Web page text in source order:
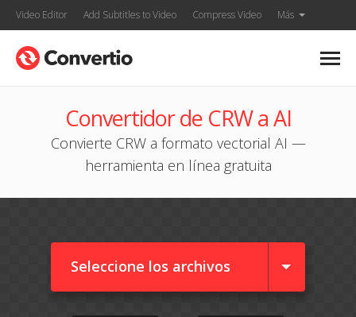
Video Editor Add Subtitles to Video Compress Video Más
Convertidor de CRW a AI
Convierte CRW a formato vectorial AI —
herramienta en línea gratuita
Seleccione los archivos